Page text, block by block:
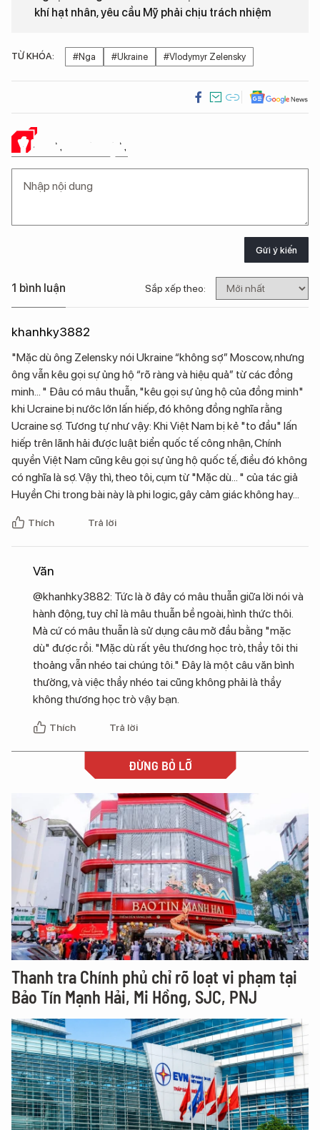
khí hạt nhân, yêu cầu Mỹ phải chịu trách nhiệm
TỪ KHÓA: #Nga #Ukraine #Vlodymyr Zelensky
Ý KIẾN CỦA BẠN
Gửi ý kiến
1 bình luận Sắp xếp theo:
khanhky3882
"Mặc dù ông Zelensky nói Ukraine “không sợ” Moscow, nhưng
ông vẫn kêu gọi sự ủng hộ “rõ ràng và hiệu quả” từ các đồng
minh... " Đâu có mâu thuẫn, "kêu gọi sự ủng hộ của đồng minh"
khi Ucraine bị nước lớn lấn hiếp, đó không đồng nghĩa rằng
Ucraine sợ. Tương tự như vậy: Khi Việt Nam bị kẻ "to đầu" lấn
hiếp trên lãnh hải được luật biển quốc tế công nhận, Chính
quyền Việt Nam cũng kêu gọi sự ủng hộ quốc tế, điều đó không
có nghĩa là sợ. Vậy thì, theo tôi, cụm từ "Mặc dù... " của tác giả
Huyền Chi trong bài này là phi logic, gây cảm giác không hay...
Thích Trả lời
Văn
@khanhky3882: Tức là ở đây có mâu thuẫn giữa lời nói và
hành động, tuy chỉ là mâu thuẫn bề ngoài, hình thức thôi.
Mà cứ có mâu thuẫn là sử dụng câu mở đầu bằng "mặc
dù" được rồi. "Mặc dù rất yêu thương học trò, thầy tôi thi
thoảng vẫn nhéo tai chúng tôi." Đây là một câu văn bình
thường, và việc thầy nhéo tai cũng không phải là thầy
không thương học trò vậy bạn.
Thích Trả lời
ĐỪNG BỎ LỠ
Thanh tra Chính phủ chỉ rõ loạt vi phạm tại
Bảo Tín Mạnh Hải, Mi Hồng, SJC, PNJ